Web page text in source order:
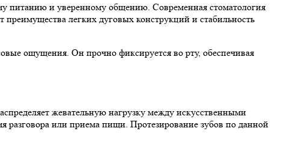
питанию и уверенному общению. Современная стоматология
легких дуговых конструкций и стабильность
ощущения. Он прочно фиксируется во рту, обеспечивая
жевательную нагрузку между искусственными
разговора или приема пищи. Протезирование зубов по данной